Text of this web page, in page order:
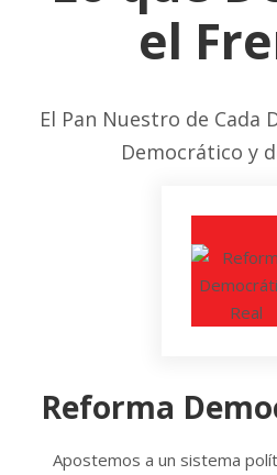
el
El Pan Nuestro de Cada
Democrático y
Reforma
Apostemos a un sistema